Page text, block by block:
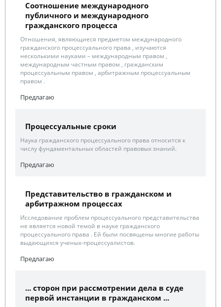
Соотношение международного
публичного и международного
гражданского процесса
Отношения, являющиеся предметом международного
гражданского процессуального права , изучаются
несколькими науками – международным правом ,
международным частным правом , гражданским
процессуальным правом , арбитражным процессуальным
правом .
Предлагаю
Процессуальные сроки
Наука гражданского процессуального права относится к
числу фундаментальных областей правовых знаний.
Предлагаю
Представительство в гражданском и
арбитражном процессах
Исследование проблем процессуального представительства
не является новой темой в науке гражданского
процессуального права . Ей были посвящены многие работы
выдающихся ученых-процессуалистов.
Предлагаю
... сторон при рассмотрении дела в суде
первой инстанции в гражданском ...